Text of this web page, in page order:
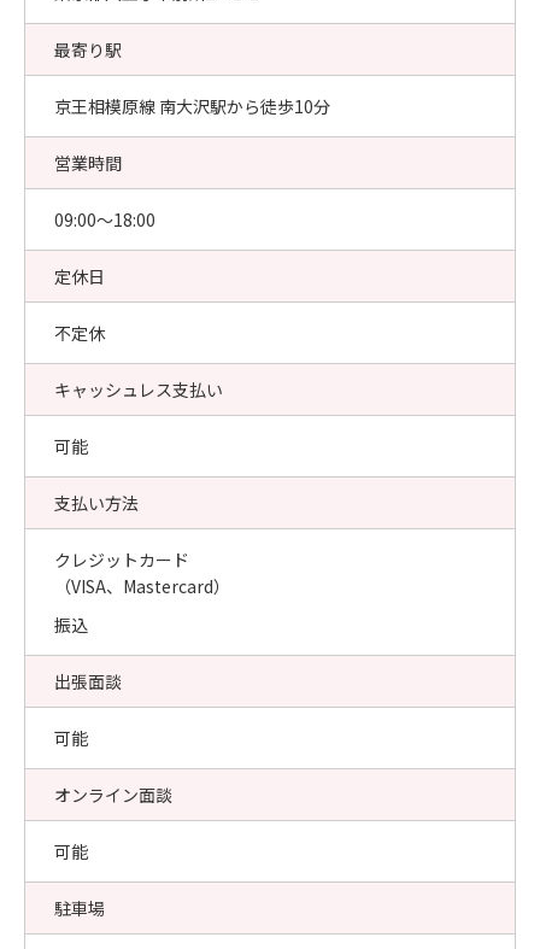
最寄り駅
京王相模原線 南大沢駅から徒歩10分
営業時間
09:00〜18:00
定休日
不定休
キャッシュレス支払い
可能
支払い方法
クレジットカード
（VISA、Mastercard）
振込
出張面談
可能
オンライン面談
可能
駐車場